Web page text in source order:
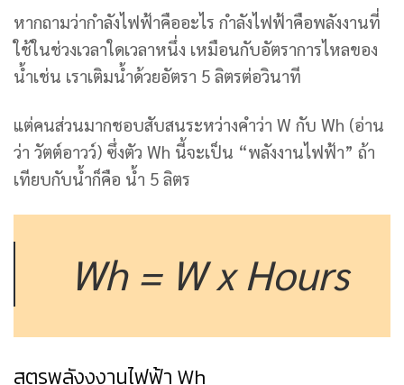
หากถามว่ากำลังไฟฟ้าคืออะไร กำลังไฟฟ้าคือพลังงานที่
ใช้ในช่วงเวลาใดเวลาหนึ่ง เหมือนกับอัตราการไหลของ
น้ำเช่น เราเติมน้ำด้วยอัตรา 5 ลิตรต่อวินาที
แต่คนส่วนมากชอบสับสนระหว่างคำว่า W กับ Wh (อ่าน
ว่า วัตต์อาวว์) ซึ่งตัว Wh นี้จะเป็น “พลังงานไฟฟ้า” ถ้า
เทียบกับน้ำก็คือ น้ำ 5 ลิตร
Wh = W x Hours
สูตรพลังงงานไฟฟ้า Wh